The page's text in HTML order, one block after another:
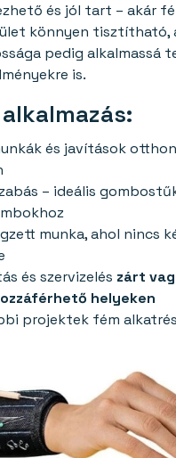
és jól tart – akár
könnyen tisztítható,
pedig alkalmassá
is.
és javítások
– ideális
munka, ahol nincs
és szervizelés zárt
helyeken
projektek fém